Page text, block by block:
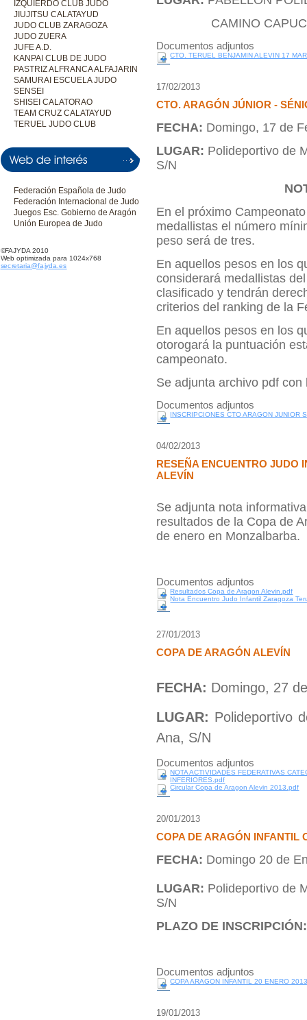
IZQUIERDO CLUB JUDO
JIUJITSU CALATAYUD
JUDO CLUB ZARAGOZA
JUDO ZUERA
JUFE A.D.
KANPAI CLUB DE JUDO
PASTRIZ ALFRANCA ALFAJARIN
SAMURAI ESCUELA JUDO
SENSEI
SHISEI CALATORAO
TEAM CRUZ CALATAYUD
TERUEL JUDO CLUB
Federación Española de Judo
Federación Internacional de Judo
Juegos Esc. Gobierno de Aragón
Unión Europea de Judo
©FAJYDA 2010
Web optimizada para 1024x768
secretaria@fajyda.es
CAMINO
Documentos adjuntos
CTO. TERUEL BENJAMIN ALEVIN 17
17/02/2013
CTO. ARAGÓN JÚNIOR -
FECHA: Domingo, 17 de
LUGAR: Polideportivo de
S/N
En el próximo
medallistas el número
peso será de tres.
En aquellos pesos en los
considerará medallistas
clasificado y tendrán
criterios del ranking de la
En aquellos pesos en los
otorogará la puntuación
campeonato.
Se adjunta archivo pdf
Documentos adjuntos
INSCRIPCIONES CTO ARAGON JUNIOR
04/02/2013
RESEÑA ENCUENTRO JUDO
ALEVÍN
Se adjunta nota
resultados de la Copa de
de enero en Monzalbarba.
Documentos adjuntos
Resultados Copa de Aragon Alevin.pdf
Nota Encuentro Judo Infantil Zaragoza
27/01/2013
COPA DE ARAGÓN ALEVÍN
FECHA: Domingo, 27
LUGAR: Polideportivo
Ana, S/N
Documentos adjuntos
NOTA ACTIVIDADES FEDERATIVAS
INFERIORES.pdf
Circular Copa de Aragon Alevin 2013.pdf
20/01/2013
COPA DE ARAGÓN INFANTIL
FECHA: Domingo 20 de
LUGAR: Polideportivo de
S/N
PLAZO DE INSCRIPCIÓN:
Documentos adjuntos
COPA ARAGON INFANTIL 20 ENERO
19/01/2013